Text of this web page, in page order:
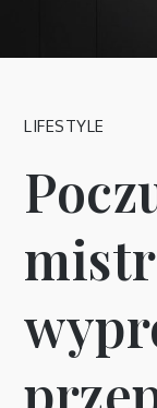
LIFESTYLE